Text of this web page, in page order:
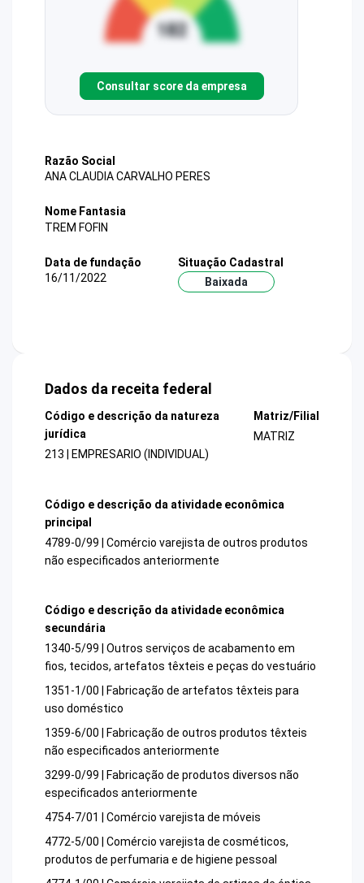
Consultar score da empresa
Razão Social
ANA CLAUDIA CARVALHO PERES
Nome Fantasia
TREM FOFIN
Data de fundação
16/11/2022
Situação Cadastral
Baixada
Dados da receita federal
Código e descrição da natureza
jurídica
213 | EMPRESARIO (INDIVIDUAL)
Matriz/Filial
MATRIZ
Código e descrição da atividade econômica
principal
4789-0/99 | Comércio varejista de outros produtos
não especificados anteriormente
Código e descrição da atividade econômica
secundária
1340-5/99 | Outros serviços de acabamento em
fios, tecidos, artefatos têxteis e peças do vestuário
1351-1/00 | Fabricação de artefatos têxteis para
uso doméstico
1359-6/00 | Fabricação de outros produtos têxteis
não especificados anteriormente
3299-0/99 | Fabricação de produtos diversos não
especificados anteriormente
4754-7/01 | Comércio varejista de móveis
4772-5/00 | Comércio varejista de cosméticos,
produtos de perfumaria e de higiene pessoal